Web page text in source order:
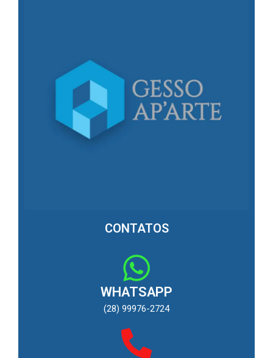
CONTATOS
WHATSAPP
(28) 99976-2724